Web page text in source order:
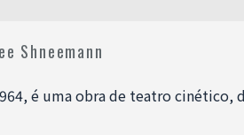
Shneemann
é uma obra de teatro cinético,